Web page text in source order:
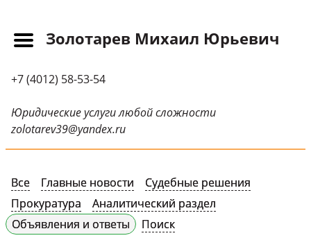
Прайс-лист
Новости
Обращения
Научные публикации
Контактная
информация
Золотарев Михаил Юрьевич
+7 (4012) 58-53-54
Юридические услуги любой сложности
zolotarev39@yandex.ru
Все Главные новости
Судебные решения
Прокуратура
Аналитический раздел
Объявления и ответы
Поиск